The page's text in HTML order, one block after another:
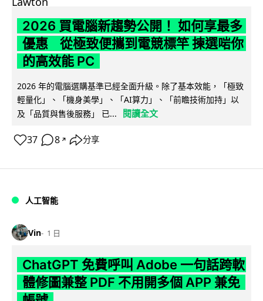
2026 買電腦新趨勢公開！ 如何享最多
優惠 從極致便攜到電競標竿 揀選啱你
的高效能 PC
2026 年的電腦選購基準已經全面升級。除了基本效能，「極致
輕量化」、「機身美學」、「AI算力」、「前瞻技術加持」以
及「品質與售後服務」 已...
閱讀全文
37 8 ↗ 分享
人工智能
Vin 1 日
ChatGPT 免費呼叫 Adobe 一句話跨軟
體修圖兼整 PDF 不用開多個 APP 兼免